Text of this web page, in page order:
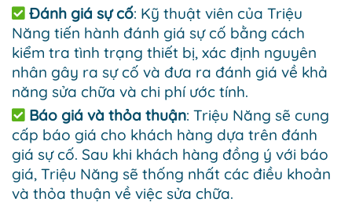
Đánh giá sự cố: Kỹ thuật viên của Triệu
Năng tiến hành đánh giá sự cố bằng cách
kiểm tra tình trạng thiết bị, xác định nguyên
nhân gây ra sự cố và đưa ra đánh giá về khả
năng sửa chữa và chi phí ước tính.
Báo giá và thỏa thuận: Triệu Năng sẽ cung
cấp báo giá cho khách hàng dựa trên đánh
giá sự cố. Sau khi khách hàng đồng ý với báo
giá, Triệu Năng sẽ thống nhất các điều khoản
và thỏa thuận về việc sửa chữa.